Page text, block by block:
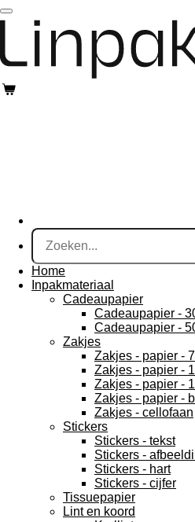
Ga
direct
hoofdinhoud
Home
Inpakmateriaal
Cadeaupapier
Cadeaupapier -
Cadeaupapier -
Zakjes
Zakjes - papier -
Zakjes - papier -
Zakjes - papier -
Zakjes - papier -
Zakjes - cellofaan
Stickers
Stickers - tekst
Stickers -
Stickers - hart
Stickers - cijfer
Tissuepapier
Lint en koord